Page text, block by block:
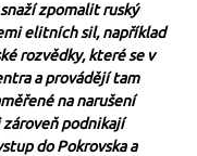
zpomalit ruský
elitních sil, například
rozvědky, které se v
a provádějí tam
na narušení
zároveň podnikají
do Pokrovska a